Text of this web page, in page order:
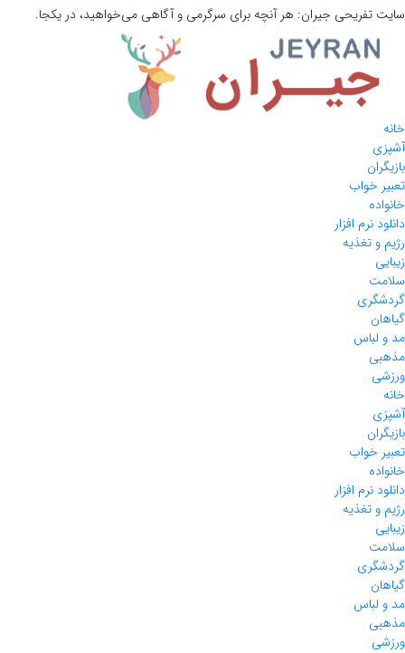
سایت تفریحی جیران: هر آنچه برای سرگرمی و آگاهی می‌خواهید، در یکجا.
خانه
آشپزی
بازیگران
تعبیر خواب
خانواده
دانلود نرم افزار
رژیم و تغذیه
زیبایی
سلامت
گردشگری
گیاهان
مد و لباس
مذهبی
ورزشی
خانه
آشپزی
بازیگران
تعبیر خواب
خانواده
دانلود نرم افزار
رژیم و تغذیه
زیبایی
سلامت
گردشگری
گیاهان
مد و لباس
مذهبی
ورزشی